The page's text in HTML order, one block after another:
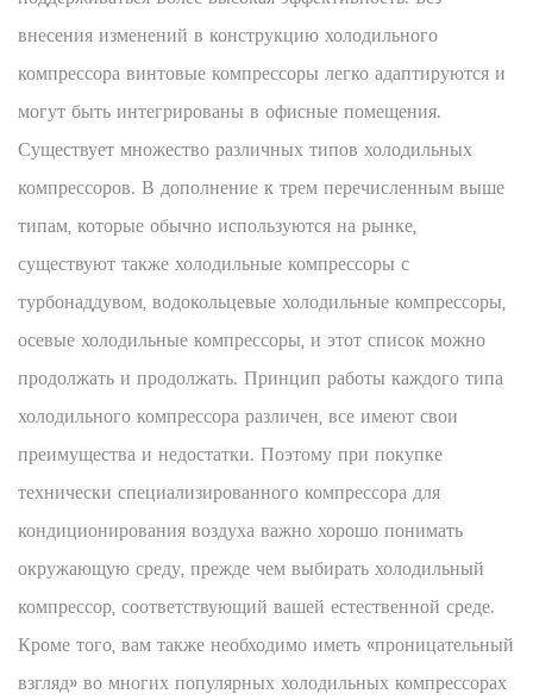
внесения изменений в конструкцию холодильного
компрессора винтовые компрессоры легко адаптируются и
могут быть интегрированы в офисные помещения.
Существует множество различных типов холодильных
компрессоров. В дополнение к трем перечисленным выше
типам, которые обычно используются на рынке,
существуют также холодильные компрессоры с
турбонаддувом, водокольцевые холодильные компрессоры,
осевые холодильные компрессоры, и этот список можно
продолжать и продолжать. Принцип работы каждого типа
холодильного компрессора различен, все имеют свои
преимущества и недостатки. Поэтому при покупке
технически специализированного компрессора для
кондиционирования воздуха важно хорошо понимать
окружающую среду, прежде чем выбирать холодильный
компрессор, соответствующий вашей естественной среде.
Кроме того, вам также необходимо иметь «проницательный
взгляд» во многих популярных холодильных компрессорах